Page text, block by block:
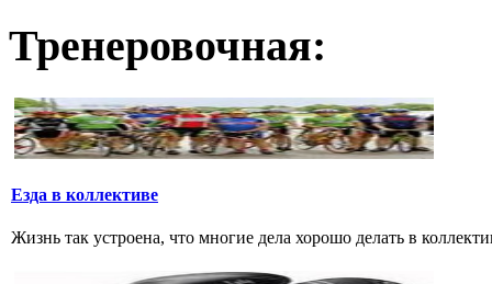
Тренеровочная:
Езда в коллективе
Жизнь так устроена, что многие дела хорошо делать в